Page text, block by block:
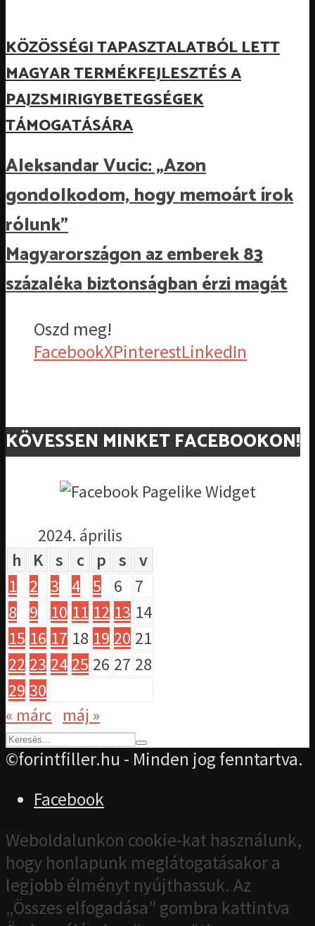
KÖZÖSSÉGI TAPASZTALATBÓL LETT
MAGYAR TERMÉKFEJLESZTÉS A
PAJZSMIRIGYBETEGSÉGEK
TÁMOGATÁSÁRA
Aleksandar Vucic: „Azon
gondolkodom, hogy memoárt írok
rólunk”
Magyarországon az emberek 83
százaléka biztonságban érzi magát
Oszd meg!
FacebookXPinterestLinkedIn
KÖVESSEN MINKET FACEBOOKON!
2024. április
h
K s c p s
v
1
2 3 4 5 6
7
8
9 10 11 12 13 14
15 16 17 18 19 20 21
22 23 24 25 26 27 28
29 30
« márc máj »
©forintfiller.hu - Minden jog fenntartva.
Facebook
Weboldalunkon cookie-kat használunk,
hogy honlapunk meglátogatásakor a
legjobb élményt nyújthassuk. Az
„Összes elfogadása” gombra kattintva